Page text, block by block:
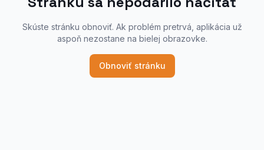
Skúste stránku obnoviť. Ak problém pretrvá, aplikácia už
aspoň nezostane na bielej obrazovke.
Obnoviť stránku